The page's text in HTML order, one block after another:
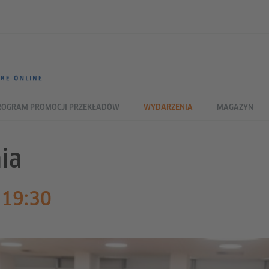
PROMOCJI PRZEKŁADÓW WYDARZENIA MAGAZYN